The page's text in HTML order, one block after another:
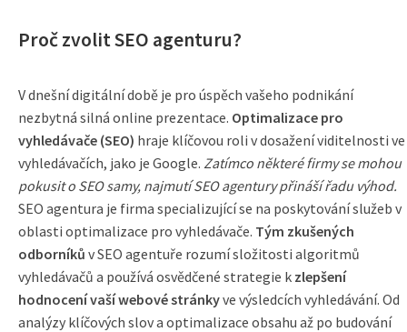
Proč zvolit SEO agenturu?
V dnešní digitální době je pro úspěch vašeho podnikání
nezbytná silná online prezentace. Optimalizace pro
vyhledávače (SEO) hraje klíčovou roli v dosažení viditelnosti ve
vyhledávačích, jako je Google. Zatímco některé firmy se mohou
pokusit o SEO samy, najmutí SEO agentury přináší řadu výhod.
SEO agentura je firma specializující se na poskytování služeb v
oblasti optimalizace pro vyhledávače. Tým zkušených
odborníků v SEO agentuře rozumí složitosti algoritmů
vyhledávačů a používá osvědčené strategie k zlepšení
hodnocení vaší webové stránkyve výsledcích vyhledávání. Od
analýzy klíčových slov a optimalizace obsahu až po budování